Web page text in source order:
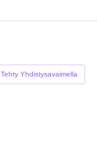
Tehty Yhdistysavaimella